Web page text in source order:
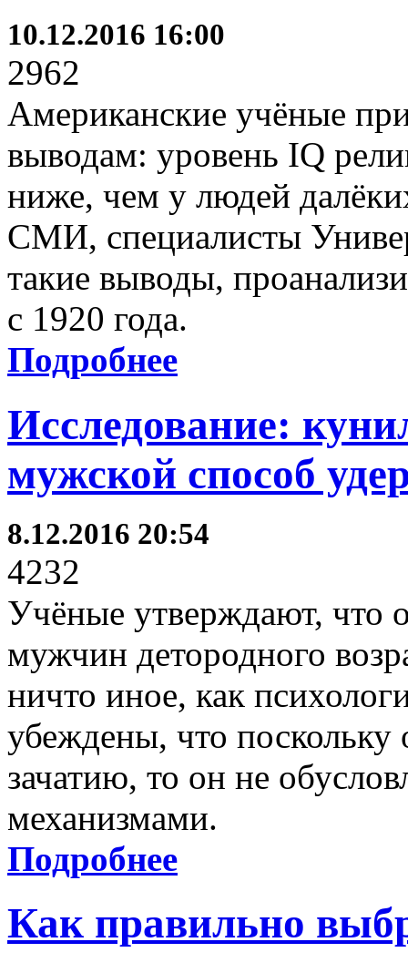
10.12.2016 16:00
2962
Американские учёные
выводам: уровень IQ
ниже, чем у людей
СМИ, специалисты
такие выводы,
с 1920 года.
Подробнее
Исследование:
мужской способ
8.12.2016 20:54
4232
Учёные утверждают, что
мужчин детородного
ничто иное, как
убеждены, что поскольку
зачатию, то он не
механизмами.
Подробнее
Как правильно